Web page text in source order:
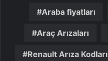
Araba fiyatları
Araç Arızaları
Renault Arıza Kodları